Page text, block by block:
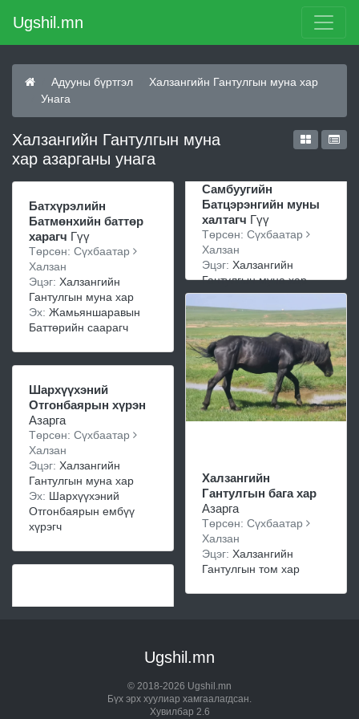
Ugshil.mn
Адууны бүртгэл
Халзангийн Гантулгын муна хар
Унага
Халзангийн Гантулгын муна
хар азарганы унага
Батхүрэлийн
Батмөнхийн баттөр
харагч Гүү
Төрсөн: Сүхбаатар
Халзан
Эцэг: Халзангийн
Гантулгын муна хар
Эх: Жамьяншаравын
Баттөрийн саарагч
Шархүүхэний
Отгонбаярын хүрэн
Азарга
Төрсөн: Сүхбаатар
Халзан
Эцэг: Халзангийн
Гантулгын муна хар
Эх: Шархүүхэний
Отгонбаярын ембүү
хүрэгч
Самбуугийн
Батцэрэнгийн муны
халтагч Гүү
Төрсөн: Сүхбаатар
Халзан
Эцэг: Халзангийн
Гантулгын муна хар
Халзангийн
Гантулгын бага хар
Азарга
Төрсөн: Сүхбаатар
Халзан
Эцэг: Халзангийн
Гантулгын том хар
Ugshil.mn
© 2018-2026 Ugshil.mn
Бүх эрх хуулиар хамгаалагдсан.
Хувилбар 2.6